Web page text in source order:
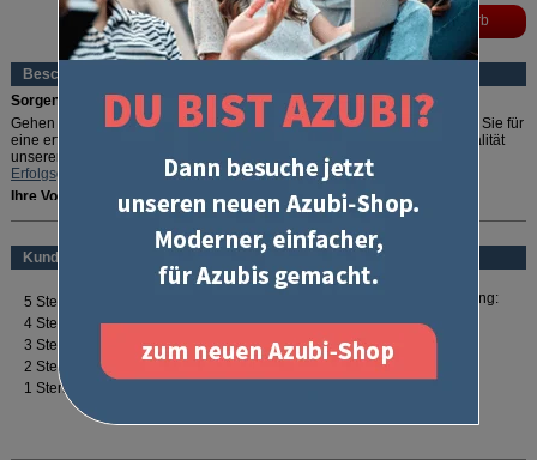
Beschreibung
Sorgenfrei durch die IHK-Prüfung!
Gehen Sie auf Nummer sicher: In diesem Erfolgspaket ist alles drin, was Sie für
eine erfolgreiche Abschlussprüfung benötigen. Und weil wir von der Qualität
unserer Produkte so überzeugt sind, geben wir die exklusive
Erfolgsgarantie
gratis dazu.
Ihre Vorteile:
Perfekt gepackt: Enthält alles, was zur schriftlichen Abschlussprüfung
Mit der exklusiven
Prüfung bestehen oder 100 % Geld zurück
Zahlreiche Prüfungstipps und Downloads
Erfolgspakete sind exklusiv bei U-Form erhältlich!
In dem Erfolgspaket steckt all das, was Sieoptimal auf die Prüfungsfächer der
schriftlichen Abschlussprüfung vorbereitet:
Kompendiumerhalten Sie ein prüfungsnahes Nachschlagewerk mit
können Sie mit denLernkartengezielt abfragen, erweitern und vertiefen.
mehr lesen
Kundenbewertung